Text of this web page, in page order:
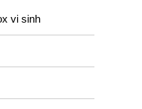
vi sinh